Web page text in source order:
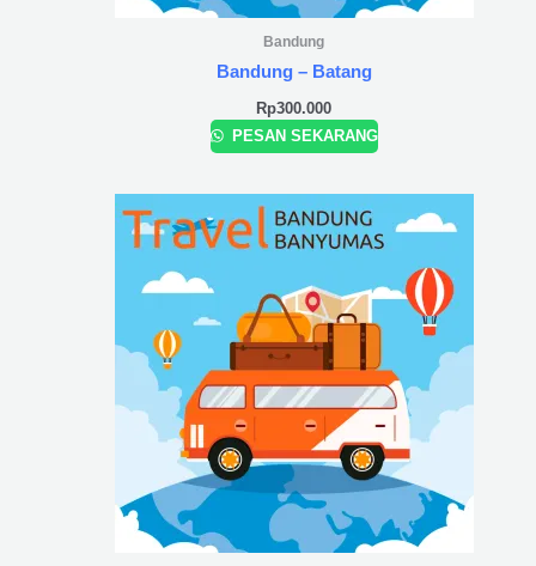
Bandung
Bandung – Batang
Rp300.000
PESAN SEKARANG